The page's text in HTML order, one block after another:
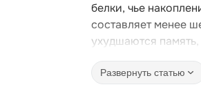
белки, чье
составляет менее
ухудшаются
Развернуть статью